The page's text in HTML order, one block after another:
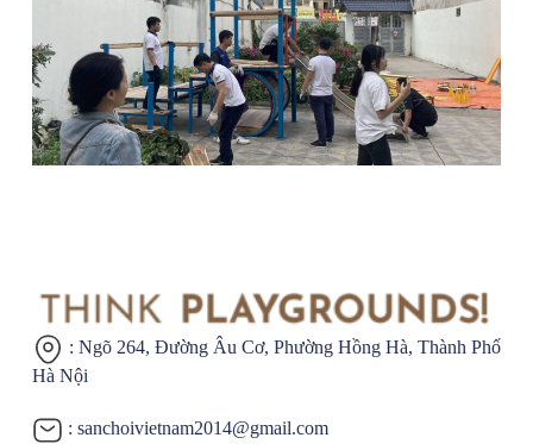
: Ngõ 264, Đường Âu Cơ, Phường Hồng Hà, Thành Phố
Hà Nội
: sanchoivietnam2014@gmail.com